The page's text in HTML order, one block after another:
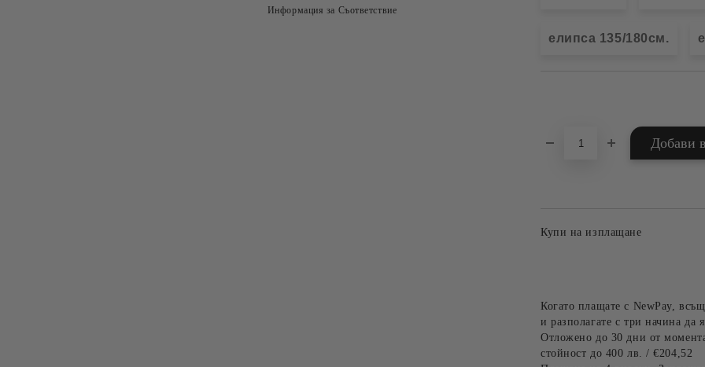
елипса 135/180см.
Купи на изплащане
Когато плащате с NewPay,
и разполагате с три начина да
Отложено до 30 дни от
стойност до 400 лв. / €204,52
Информация за Съответствие